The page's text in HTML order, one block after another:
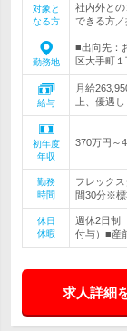
対象と
なる方
社内外と
できる方
勤務地
■出向先：
区大手町
給与
月給
上、優遇
初年度
年収
370万円～
勤務
時間
フレック
間30分※標
休日
休暇
週休2日制
付与）■産
求人詳細